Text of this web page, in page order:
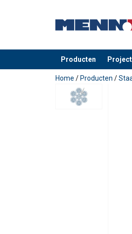
Producten
toegevoegd aan uw
Home / Producten /